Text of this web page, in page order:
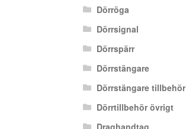
Dörröga
Dörrsignal
Dörrspärr
Dörrstängare
Dörrstängare tillbehör
Dörrtillbehör övrigt